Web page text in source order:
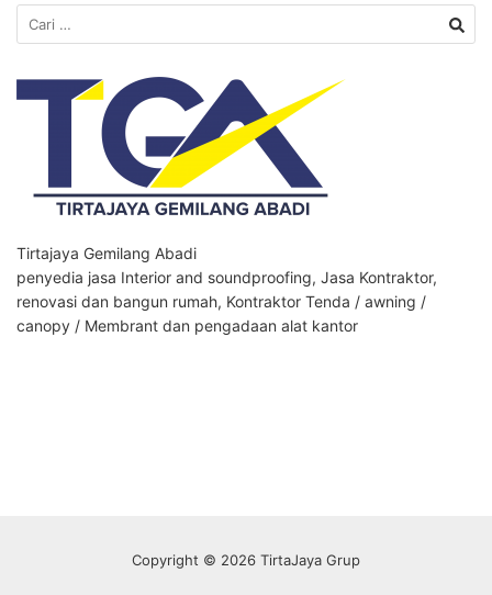
Cari
untuk:
Tirtajaya Gemilang Abadi
penyedia jasa Interior and soundproofing, Jasa Kontraktor,
renovasi dan bangun rumah, Kontraktor Tenda / awning /
canopy / Membrant dan pengadaan alat kantor
Copyright © 2026 TirtaJaya Grup